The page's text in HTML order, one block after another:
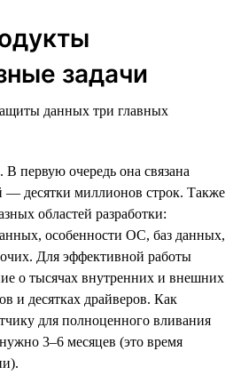
задачи
данных три главных
. В первую очередь она связана
— десятки миллионов строк. Также
областей разработки:
особенности ОС, баз данных,
Для эффективной работы
о тысячах внутренних и внешних
и десятках драйверов. Как
для полноценного вливания
3–6 месяцев (это время